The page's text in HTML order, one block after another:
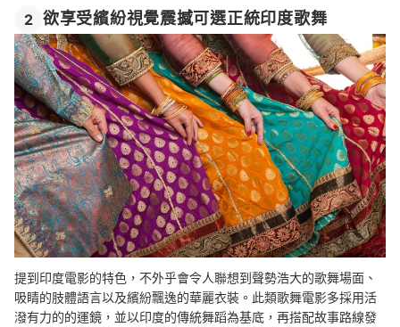
2 欲享受繽紛視覺震撼可選正統印度歌舞
提到印度電影的特色，不外乎會令人聯想到聲勢浩大的歌舞場面、
吸睛的肢體語言以及繽紛飄逸的華麗衣裝。此類歌舞電影多採用活
潑有力的的運鏡，並以印度的傳統舞蹈為基底，再搭配故事路線發